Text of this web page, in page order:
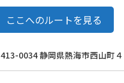
ここへのルートを見る
413-0034 静岡県熱海市西山町４